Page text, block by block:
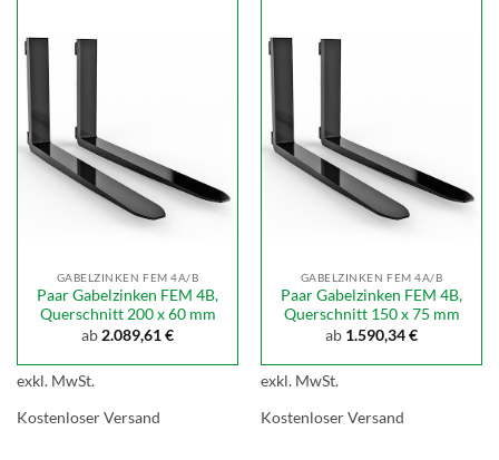
GABELZINKEN FEM 4A/B
Paar Gabelzinken FEM 4B,
Querschnitt 200 x 60 mm
ab 2.089,61€
exkl. MwSt.
Kostenloser Versand
GABELZINKEN FEM 4A/B
Paar Gabelzinken FEM 4B,
Querschnitt 150 x 75 mm
ab 1.590,34€
exkl. MwSt.
Kostenloser Versand